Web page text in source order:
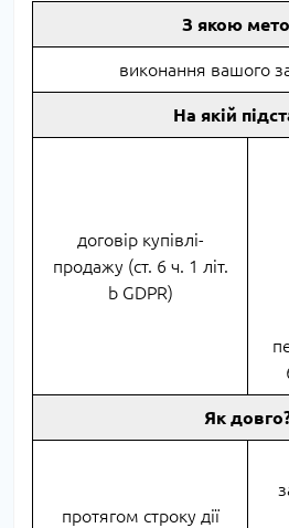
З якою
виконання вашого
На якій
договір купівлі-
продажу (ст. 6 ч. 1 літ.
b GDPR)
Як
протягом строку дії